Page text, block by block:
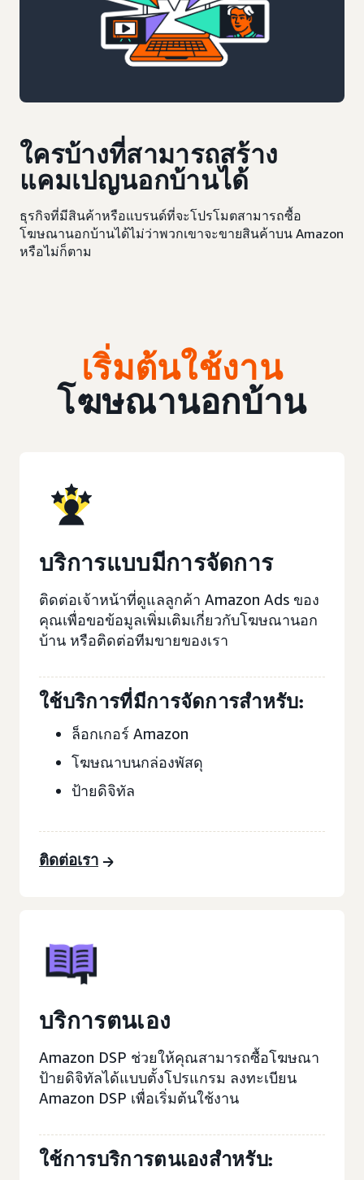
ใครบ้างที่สามารถสร้าง
แคมเปญนอกบ้านได้
ธุรกิจที่มีสินค้าหรือแบรนด์ที่จะโปรโมตสามารถซื้อ
โฆษณานอกบ้านได้ไม่ว่าพวกเขาจะขายสินค้าบน Amazon
หรือไม่ก็ตาม
เริ่มต้นใช้งาน
โฆษณานอกบ้าน
บริการแบบมีการจัดการ
ติดต่อเจ้าหน้าที่ดูแลลูกค้า Amazon Ads ของ
คุณเพื่อขอข้อมูลเพิ่มเติมเกี่ยวกับโฆษณานอก
บ้าน หรือติดต่อทีมขายของเรา
ใช้บริการที่มีการจัดการสำหรับ:
ล็อกเกอร์ Amazon
โฆษณาบนกล่องพัสดุ
ป้ายดิจิทัล
ติดต่อเรา
บริการตนเอง
Amazon DSP ช่วยให้คุณสามารถซื้อโฆษณา
ป้ายดิจิทัลได้แบบตั้งโปรแกรม ลงทะเบียน
Amazon DSP เพื่อเริ่มต้นใช้งาน
ใช้การบริการตนเองสำหรับ: